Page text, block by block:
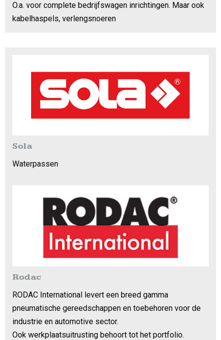
O.a. voor complete bedrijfswagen inrichtingen. Maar ook
kabelhaspels, verlengsnoeren
Sola
Waterpassen
Rodac
RODAC International levert een breed gamma
pneumatische gereedschappen en toebehoren voor de
industrie en automotive sector.
Ook werkplaatsuitrusting behoort tot het portfolio.